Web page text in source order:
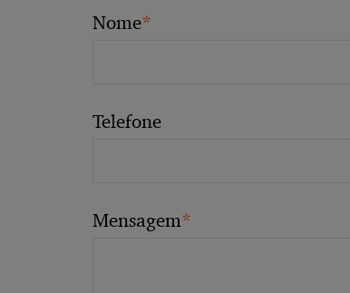
Nome*
Telefone
Mensagem*